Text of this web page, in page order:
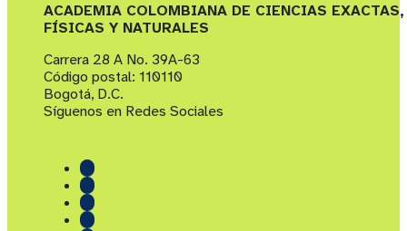
ACADEMIA COLOMBIANA DE CIENCIAS EXACTAS,
FÍSICAS Y NATURALES
Carrera 28 A No. 39A-63
Código postal: 110110
Bogotá, D.C.
Síguenos en Redes Sociales